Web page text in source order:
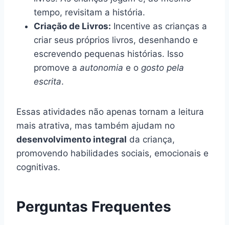
tempo, revisitam a história.
Criação de Livros: Incentive as crianças a
criar seus próprios livros, desenhando e
escrevendo pequenas histórias. Isso
promove a autonomia e o gosto pela
escrita.
Essas atividades não apenas tornam a leitura
mais atrativa, mas também ajudam no
desenvolvimento integral da criança,
promovendo habilidades sociais, emocionais e
cognitivas.
Perguntas Frequentes